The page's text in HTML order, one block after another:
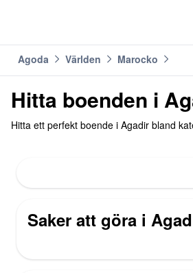
Agoda Världen Marocko
Hitta boenden i
Hitta ett perfekt boende i Agadir bland
Saker att göra i